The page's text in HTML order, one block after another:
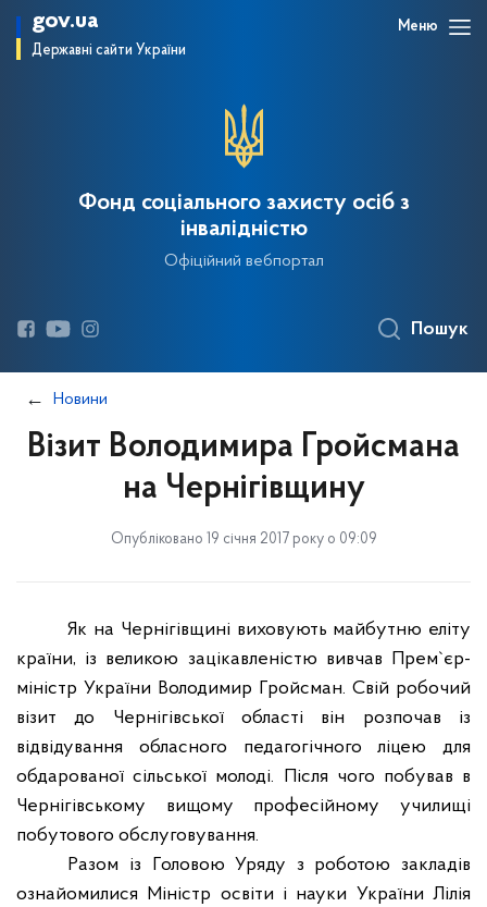
gov.ua
Державні сайти України
Меню
Фонд соціального захисту осіб з
інвалідністю
Офіційний вебпортал
Пошук
Новини
Візит Володимира Гройсмана
на Чернігівщину
Опубліковано 19 січня 2017 року о 09:09
Як на Чернігівщині виховують майбутню еліту
країни, із великою зацікавленістю вивчав Прем`єр-
міністр України Володимир Гройсман. Свій робочий
візит до Чернігівської області він розпочав із
відвідування обласного педагогічного ліцею для
обдарованої сільської молоді. Після чого побував в
Чернігівському вищому професійному училищі
побутового обслуговування.
Разом із Головою Уряду з роботою закладів
ознайомилися Міністр освіти і науки України Лілія